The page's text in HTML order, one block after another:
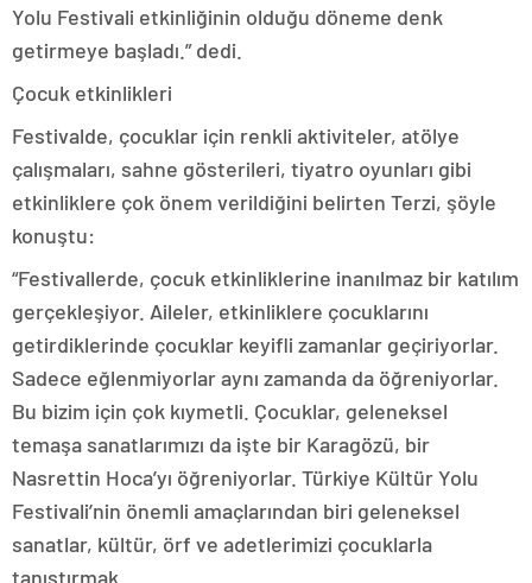
Yolu Festivali etkinliğinin olduğu döneme denk
getirmeye başladı.” dedi.
Çocuk etkinlikleri
Festivalde, çocuklar için renkli aktiviteler, atölye
çalışmaları, sahne gösterileri, tiyatro oyunları gibi
etkinliklere çok önem verildiğini belirten Terzi, şöyle
konuştu:
“Festivallerde, çocuk etkinliklerine inanılmaz bir katılım
gerçekleşiyor. Aileler, etkinliklere çocuklarını
getirdiklerinde çocuklar keyifli zamanlar geçiriyorlar.
Sadece eğlenmiyorlar aynı zamanda da öğreniyorlar.
Bu bizim için çok kıymetli. Çocuklar, geleneksel
temaşa sanatlarımızı da işte bir Karagözü, bir
Nasrettin Hoca’yı öğreniyorlar. Türkiye Kültür Yolu
Festivali’nin önemli amaçlarından biri geleneksel
sanatlar, kültür, örf ve adetlerimizi çocuklarla
tanıştırmak.